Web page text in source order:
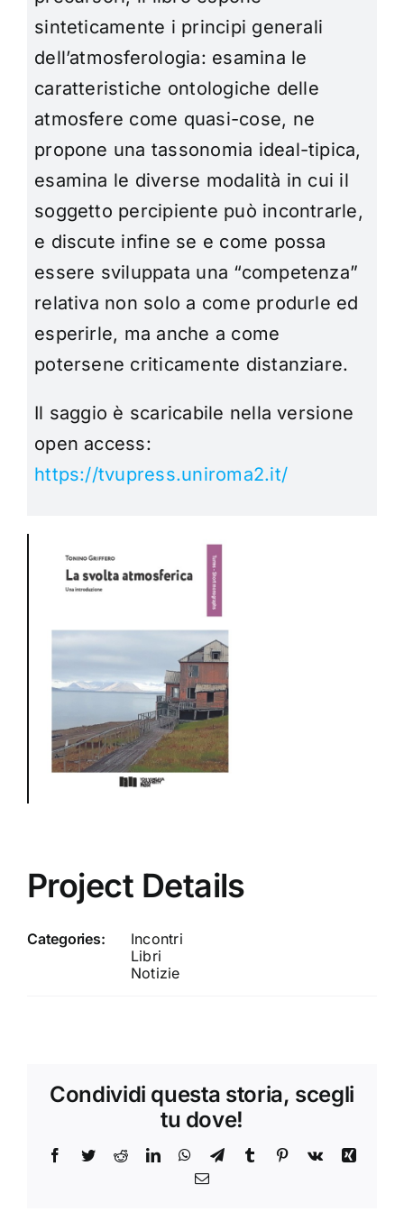
sinteticamente i principi generali
dell’atmosferologia: esamina le
caratteristiche ontologiche delle
atmosfere come quasi-cose, ne
propone una tassonomia ideal-tipica,
esamina le diverse modalità in cui il
soggetto percipiente può incontrarle,
e discute infine se e come possa
essere sviluppata una “competenza”
relativa non solo a come produrle ed
esperirle, ma anche a come
potersene criticamente distanziare.
Il saggio è scaricabile nella versione
open access:
https://tvupress.uniroma2.it/
Project Details
Categories:
Incontri
Libri
Notizie
Condividi questa storia, scegli
tu dove!
Facebook
TwitterRedditLinkedInWhatsApp
TelegramTumblr Pinterest
Vk
Xing
Email